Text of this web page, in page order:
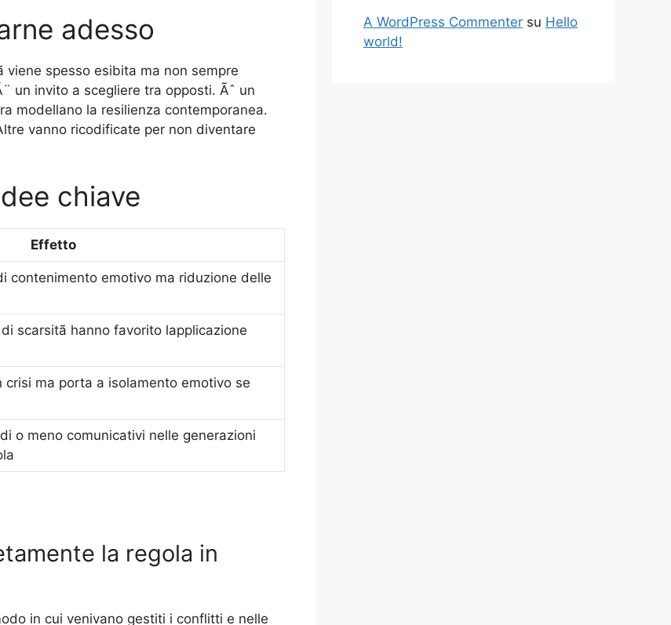
adesso
spesso esibita ma non sempre
un invito a scegliere tra opposti. Ãˆ un
modellano la resilienza contemporanea.
vanno ricodificate per non diventare
chiave
Effetto
contenimento emotivo ma riduzione delle
scarsitã hanno favorito lapplicazione
crisi ma porta a isolamento emotivo se
o meno comunicativi nelle generazioni
la regola in
in cui venivano gestiti i conflitti e nelle
A WordPress Commenter su Hello
world!